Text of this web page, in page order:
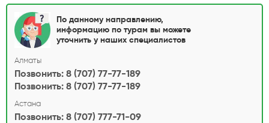
По данному направлению,
информацию по турам вы можете
уточнить у наших специалистов
Алматы
Позвонить: 8 (707) 77-77-189
Позвонить: 8 (707) 77-77-189
Астана
Позвонить: 8 (707) 777-71-09